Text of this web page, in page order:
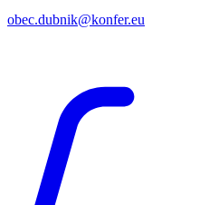
obec.dubnik@konfer.eu